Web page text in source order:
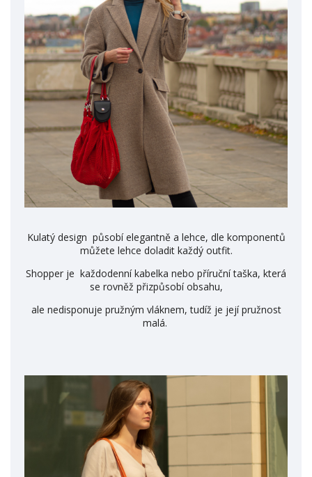
Kulatý design působí elegantně a lehce, dle komponentů
můžete lehce doladit každý outfit.
Shopper je každodenní kabelka nebo příruční taška, která
se rovněž přizpůsobí obsahu,
ale nedisponuje pružným vláknem, tudíž je její pružnost
malá.